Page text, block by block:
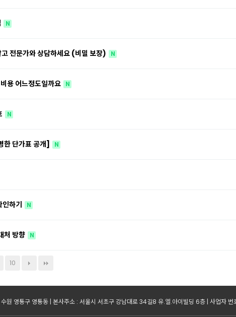
N
전문가와 상담하세요 (비밀 보장) N
용 어느정도일까요 N
N
한 단가표 공개] N
하기 N
처 방향 N
10
수원 영통구 영통동 | 본사주소 : 서울시 서초구 강남대로 34길8 유.엘.아이빌딩 6층 | 사업